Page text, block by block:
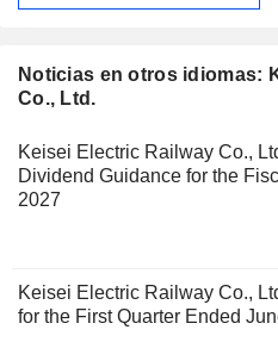
Noticias en otros idiomas:
Co., Ltd.
Keisei Electric Railway Co.,
Dividend Guidance for the
2027
Keisei Electric Railway Co.,
for the First Quarter Ended